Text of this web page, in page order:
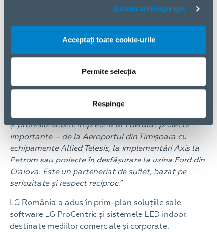
Gestionați/Respingeți
Acceptați toate cookie-urile
Permite selecția
Respinge
ceea ce vedem astăzi nu ar fi posibil fără o bază
software solidă. Windows 11 este platforma pe care
se sprijină integrarea soluțiilor de securitate și AI,
ajutându-ne să lucrăm mai eficient, mai sigur și mai
inteligent, zi de zi.”
Ca reprezentant al integratorilor participanți la
eveniment din parteaCivitas, dl. ne-a acordat o
Parteneriatul nostru cu ELKO a început
și profesionalism. Împreună am derulat proiecte
importante – de la Aeroportul din Timișoara cu
echipamente Allied Telesis, la implementări Axis la
Petrom sau proiecte în desfășurare la uzina Ford din
Craiova. Este un parteneriat de suflet, bazat pe
seriozitate și respect reciproc.”
LG România a adus în prim-plan soluțiile sale
software LG ProCentric și sistemele LED indoor,
destinate mediilor comerciale și corporate.